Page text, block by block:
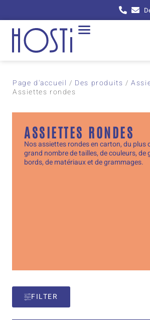
Page d'accueil / Des produits /
Assiettes rondes
ASSIETTES RONDES
Nos assiettes rondes en carton, du plus
grand nombre de tailles, de couleurs, de
bords, de matériaux et de grammages.
FILTER